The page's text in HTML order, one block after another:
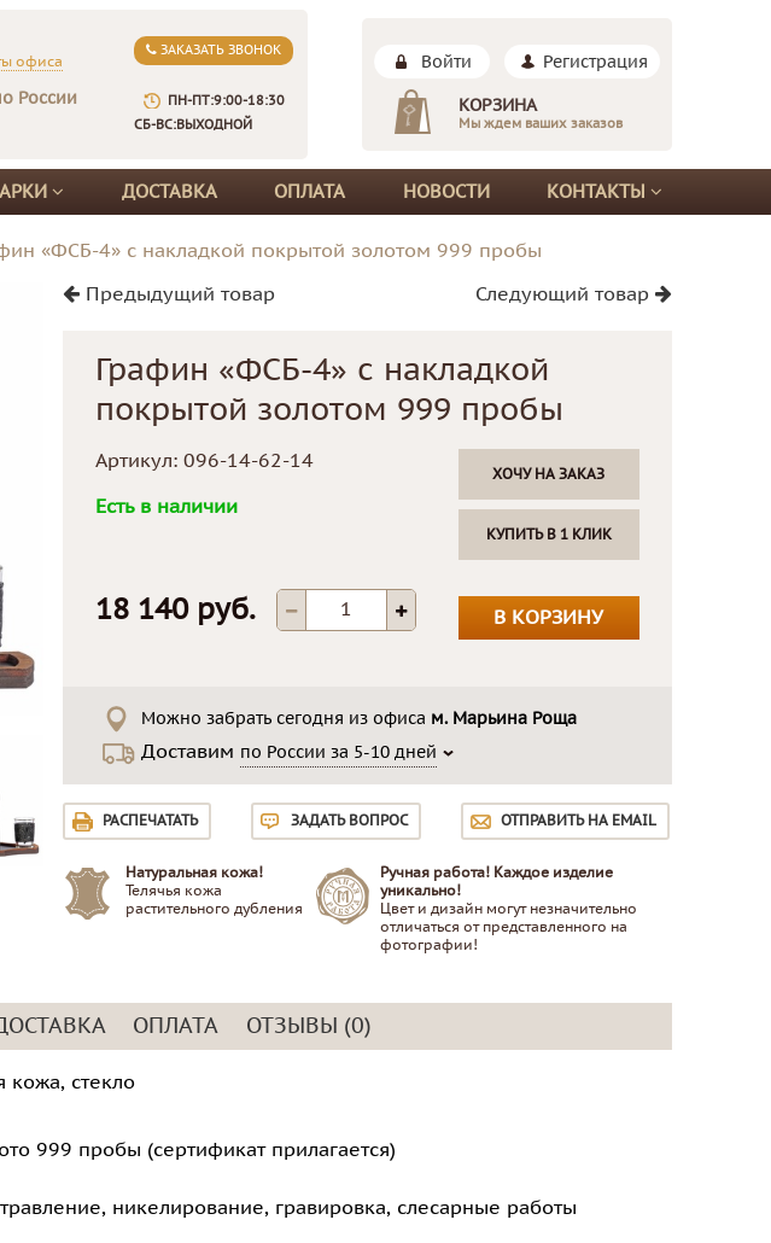
офиса
России
ЗАКАЗАТЬ ЗВОНОК
ПН-ПТ:9:00-18:30
СБ-ВС:ВЫХОДНОЙ
Войти Регистрация
КОРЗИНА
Мы ждем ваших заказов
ДОСТАВКА ОПЛАТА НОВОСТИ КОНТАКТЫ
«ФСБ-4» с накладкой покрытой золотом 999 пробы
Предыдущий товар
Следующий товар
Графин «ФСБ-4» с накладкой
покрытой золотом 999 пробы
Артикул: 096-14-62-14
Есть в наличии
18 140 руб.
ХОЧУ НА ЗАКАЗ
КУПИТЬ В 1 КЛИК
В КОРЗИНУ
Можно забрать сегодня из офиса м. Марьина Роща
Доставим по России за 5-10 дней
РАСПЕЧАТАТЬ ЗАДАТЬ ВОПРОС ОТПРАВИТЬ НА EMAIL
Натуральная кожа!
Телячья кожа
растительного дубления
Ручная работа! Каждое изделие
уникально!
Цвет и дизайн могут незначительно
отличаться от представленного на
фотографии!
ОПЛАТА ОТЗЫВЫ (0)
кожа, стекло
999 пробы (сертификат прилагается)
никелирование, гравировка, слесарные работы